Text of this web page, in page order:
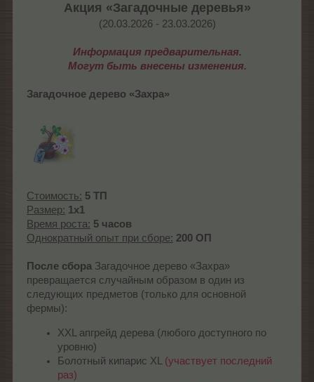
Акция «Загадочные деревья»
(20.03.2026 - 23.03.2026)​
Информация предварительная.
Могут быть внесены изменения.
Загадочное дерево «Захра»
Стоимость: 5 ТП
Размер: 1x1
Время роста: 5 часов
Однократный опыт при сборе: 200 ОП
После сбора Загадочное дерево «Захра»
превращается случайным образом в один из
следующих предметов (только для основной
фермы):
XXL апгрейд дерева (любого доступного по
уровню)
Болотный кипарис XL (участвует последний
раз)